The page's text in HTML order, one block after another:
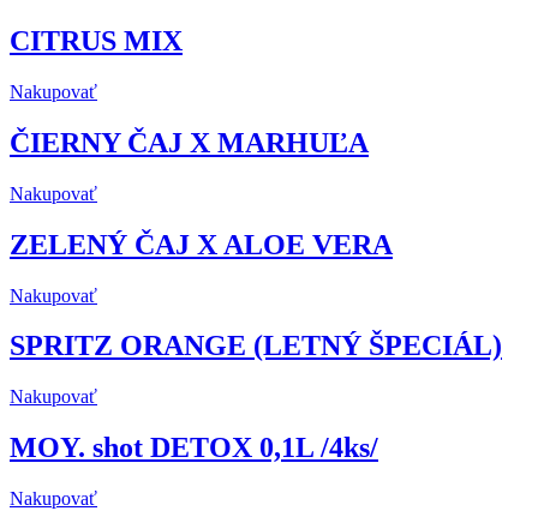
CITRUS MIX
Nakupovať
ČIERNY ČAJ X MARHUĽA
Nakupovať
ZELENÝ ČAJ X ALOE VERA
Nakupovať
SPRITZ ORANGE (LETNÝ ŠPECIÁL)
Nakupovať
MOY. shot DETOX 0,1L /4ks/
Nakupovať